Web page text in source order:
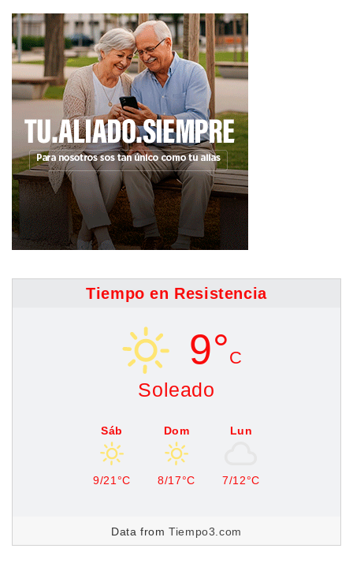
Tiempo en Resistencia
9°C
Soleado
Sáb
9/21°C
Dom
8/17°C
Lun
7/12°C
Data fromTiempo3.com